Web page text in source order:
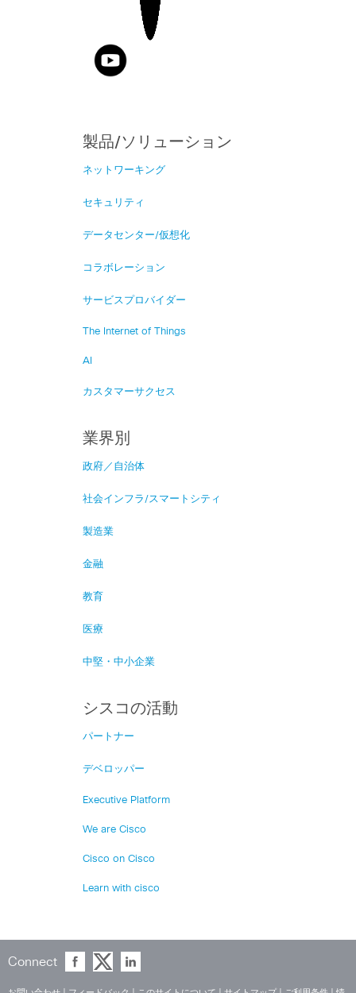
製品/ソリューション
ネットワーキング
セキュリティ
データセンター/仮想化
コラボレーション
サービスプロバイダー
The Internet of Things
AI
カスタマーサクセス
業界別
政府／自治体
社会インフラ/スマートシティ
製造業
金融
教育
医療
中堅・中小企業
シスコの活動
パートナー
デベロッパー
Executive Platform
We are Cisco
Cisco on Cisco
Learn with cisco
Connect